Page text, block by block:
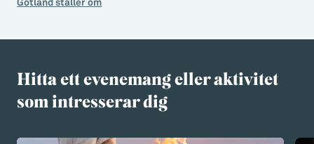
Gotland ställer om
Hitta ett evenemang eller aktivitet
som intresserar dig